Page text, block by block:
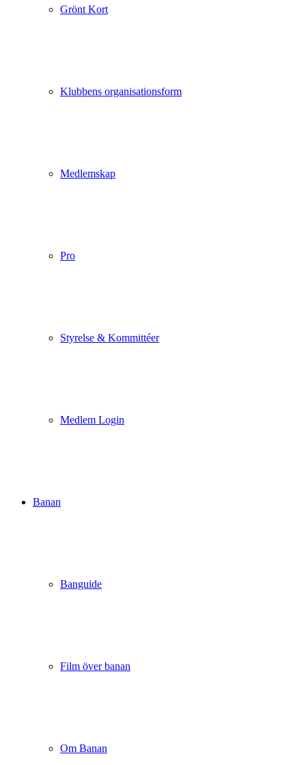
Grönt Kort
Klubbens organisationsform
Medlemskap
Pro
Styrelse & Kommittéer
Medlem Login
Banan
Banguide
Film över banan
Om Banan